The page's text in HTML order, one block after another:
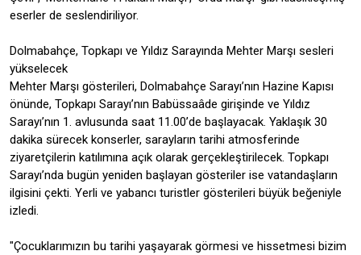
eserler de seslendiriliyor.
Dolmabahçe, Topkapı ve Yıldız Sarayında Mehter Marşı sesleri
yükselecek
Mehter Marşı gösterileri, Dolmabahçe Sarayı’nın Hazine Kapısı
önünde, Topkapı Sarayı’nın Babüssaâde girişinde ve Yıldız
Sarayı’nın 1. avlusunda saat 11.00’de başlayacak. Yaklaşık 30
dakika sürecek konserler, sarayların tarihi atmosferinde
ziyaretçilerin katılımına açık olarak gerçekleştirilecek. Topkapı
Sarayı’nda bugün yeniden başlayan gösteriler ise vatandaşların
ilgisini çekti. Yerli ve yabancı turistler gösterileri büyük beğeniyle
izledi.
"Çocuklarımızın bu tarihi yaşayarak görmesi ve hissetmesi bizim